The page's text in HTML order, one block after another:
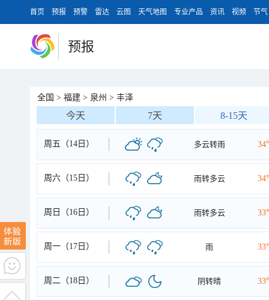
首页 预报 预警 雷达 云图 天气地图 专业产品 资讯 视频 节气
预报
全国 > 福建 > 泉州 > 丰泽
今天 7天 8-15天
周五（14日） 多云转雨
周六（15日） 雨转多云
周日（16日） 雨转多云
周一（17日） 雨
周二（18日） 阴转晴